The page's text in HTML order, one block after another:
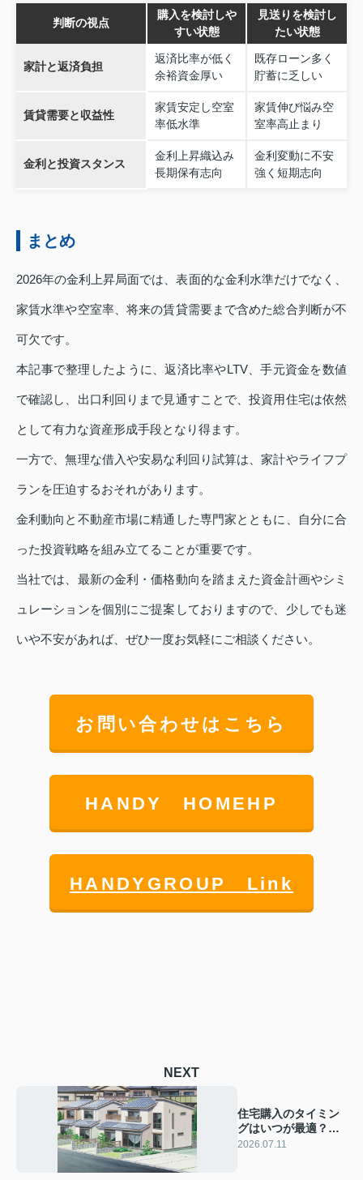
判断の視点
購入を検討しや
すい状態
見送りを検討し
たい状態
家計と返済負担
返済比率が低く
余裕資金厚い
既存ローン多く
貯蓄に乏しい
賃貸需要と収益性
家賃安定し空室
率低水準
家賃伸び悩み空
室率高止まり
金利と投資スタンス
金利上昇織込み
長期保有志向
金利変動に不安
強く短期志向
まとめ
2026年の金利上昇局面では、表面的な金利水準だけでなく、
家賃水準や空室率、将来の賃貸需要まで含めた総合判断が不
可欠です。
本記事で整理したように、返済比率やLTV、手元資金を数値
で確認し、出口利回りまで見通すことで、投資用住宅は依然
として有力な資産形成手段となり得ます。
一方で、無理な借入や安易な利回り試算は、家計やライフプ
ランを圧迫するおそれがあります。
金利動向と不動産市場に精通した専門家とともに、自分に合
った投資戦略を組み立てることが重要です。
当社では、最新の金利・価格動向を踏まえた資金計画やシミ
ュレーションを個別にご提案しておりますので、少しでも迷
いや不安があれば、ぜひ一度お気軽にご相談ください。
お問い合わせはこちら
HANDY HOMEHP
HANDYGROUP Link
NEXT
住宅購入のタイミン
グはいつが最適？
2026年に金利が上が
2026.07.11